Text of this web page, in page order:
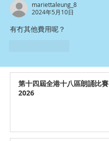
mariettaleung_8
2024年5月10日
有冇其他費用呢？
第十四屆全港十八區朗誦比賽
2026